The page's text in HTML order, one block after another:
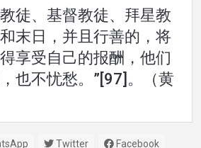
徒、基督教徒、拜星教
末日，并且行善的，将
享受自己的报酬，他们
也不忧愁。”[97]。（黄
Twitter Facebook